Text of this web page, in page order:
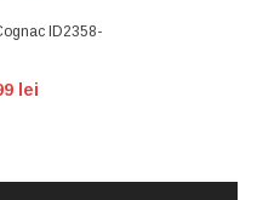
ID2358-
lei